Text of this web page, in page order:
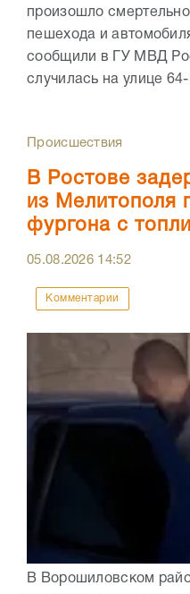
произошло
пешехода и
сообщили в ГУ МВД
случилась на улице
Происшествия
В Ростове
из Мелитополя
фургона с
05.08.2026 14:52
Комментарии
В Ворошиловском